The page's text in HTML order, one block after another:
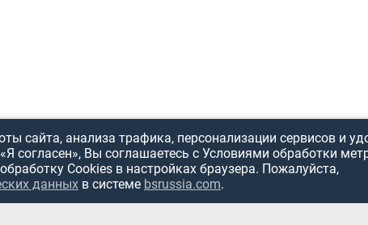
сайта, анализа трафика, персонализации сервисов и
согласен», Вы соглашаетесь с Условиями обработки
Cookies в настройках браузера. Пожалуйста,
данных в системе bsrussia.com.